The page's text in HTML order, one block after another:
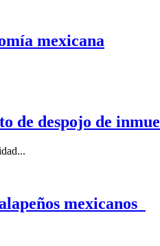
mexicana
de despojo de
mexicanos